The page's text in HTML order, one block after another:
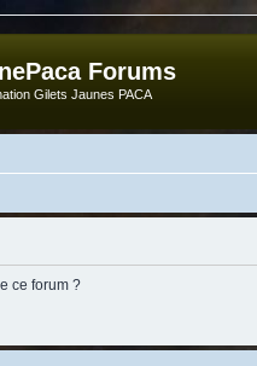
Forums
Gilets Jaunes PACA
ce forum ?